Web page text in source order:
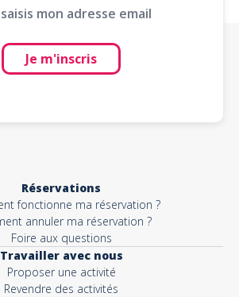
mon adresse email
Je m'inscris
Réservations
fonctionne ma réservation ?
annuler ma réservation ?
Foire aux questions
Travailler avec nous
Proposer une activité
Revendre des activités